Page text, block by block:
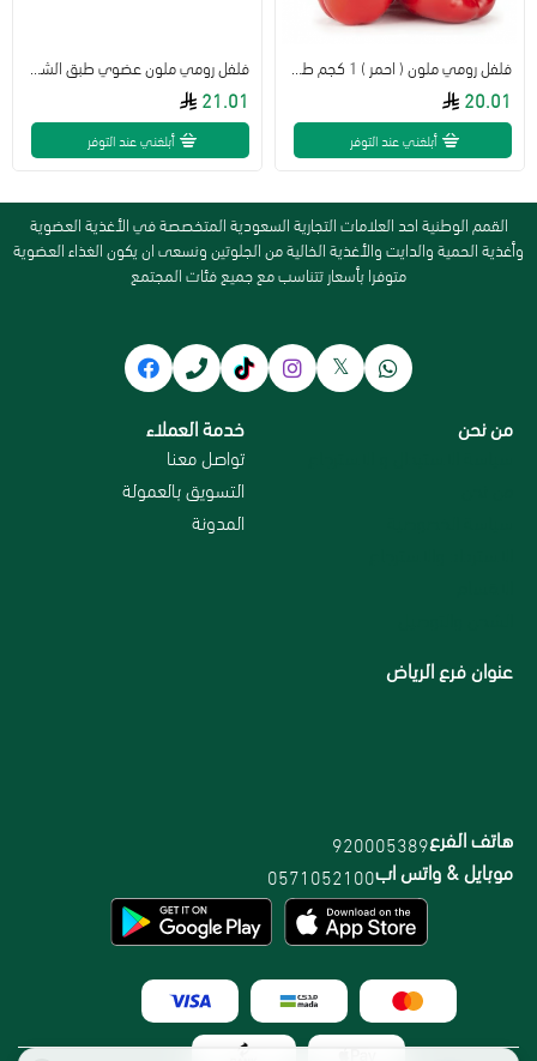
20.01
أبلغني عند التوفر
21.01
أبلغني عند التوفر
القمم الوطنية احد العلامات التجارية السعودية المتخصصة في الأغذية العضوية
وأغذية الحمية والدايت والأغذية الخالية من الجلوتين ونسعى ان يكون الغذاء العضوية
متوفرا بأسعار تتناسب مع جميع فئات المجتمع
من نحن خدمة العملاء
تواصل معنا
التسويق بالعمولة
المدونة
عنوان فرع الرياض
هاتف الفرع920005389
موبايل & واتس اب0571052100